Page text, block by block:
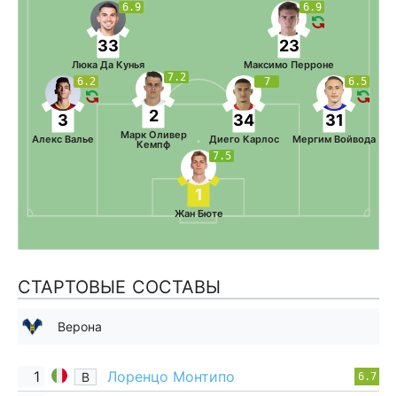
7.5
1
Жан Бюте
6.2
3
Алекс Валье
7.2
2
Марк Оливер
Кемпф
7
34
Диего Карлос
6.5
31
Мергим Войвода
6.9
33
Люка Да Кунья
6.9
23
Максимо Перроне
СТАРТОВЫЕ СОСТАВЫ
Верона
1 В Лоренцо Монтипо 6.7